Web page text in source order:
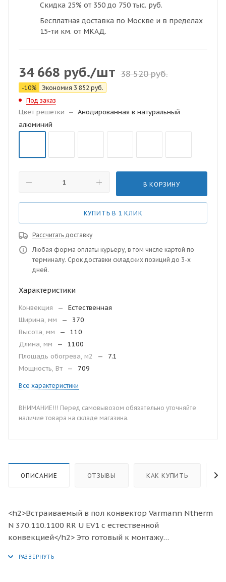
Скидка 25% от 350 до 750 тыс. руб.
Бесплатная доставка по Москве и в пределах
15-ти км. от МКАД.
34 668 руб./шт 38 520руб.
-10% Экономия 3 852 руб.
Под заказ
Цвет решетки — Анодированная в натуральный
алюминий
В КОРЗИНУ
КУПИТЬ В 1 КЛИК
Рассчитать доставку
Любая форма оплаты курьеру, в том числе картой по
терминалу. Срок доставки складских позиций до 3-х
дней.
Характеристики
Конвекция —
Естественная
Ширина, мм
—
370
Высота, мм
—
110
Длина, мм
—
1100
Площадь обогрева, м2
—
7.1
Мощность, Вт
— 709
Все характеристики
ВНИМАНИЕ!!! Перед самовывозом обязательно уточняйте
наличие товара на складе магазина.
ОПИСАНИЕ ОТЗЫВЫ КАК КУПИТЬ
<h2>Встраиваемый в пол конвектор Varmann Ntherm
N 370.110.1100 RR U EV1 с естественной
конвекцией</h2> Это готовый к монтажу
изоляции от холодного воздуха больших, доходящих